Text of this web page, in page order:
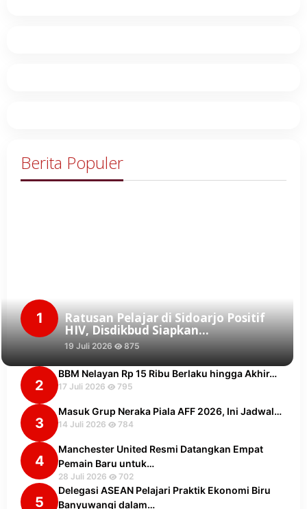
Berita Populer
1 Ratusan Pelajar di Sidoarjo Positif
HIV, Disdikbud Siapkan…
19 Juli 2026 875
2
BBM Nelayan Rp 15 Ribu Berlaku hingga Akhir…
17 Juli 2026 795
3
Masuk Grup Neraka Piala AFF 2026, Ini Jadwal…
14 Juli 2026 784
4
Manchester United Resmi Datangkan Empat
Pemain Baru untuk…
28 Juli 2026 702
5
Delegasi ASEAN Pelajari Praktik Ekonomi Biru
Banyuwangi dalam…